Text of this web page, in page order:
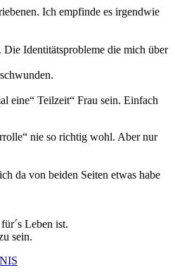
Ich empfinde es irgendwie
Identitätsprobleme die mich über
eine“ Teilzeit“ Frau sein. Einfach
nie so richtig wohl. Aber nur
da von beiden Seiten etwas habe
Leben ist.
sein.